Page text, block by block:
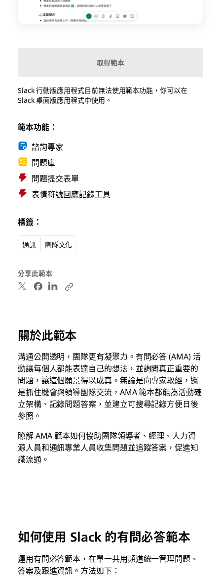
取得範本
Slack 行動版應用程式目前無法使用範本功能，你可以在
Slack 桌面版應用程式中使用。
範本功能：
諮詢專家
問題庫
問題提交表單
表情符號回應記錄工具
標籤：
通訊 團隊文化
分享此範本
關於此範本
溝通公開透明，團隊更有凝聚力。有問必答 (AMA) 活
動讓每個人都能表達自己的想法，並詢問真正重要的
問題，讓這個願景得以成真。無論是向專家取經，還
是抓住機會與領導團隊交流，AMA 範本都能為活動確
立架構、記錄問題答案，並建立可搜尋記錄方便日後
參照。
瞭解 AMA 範本如何協助團隊領導者、經理、人力資
源人員和通訊專業人員收集問題並追蹤答案，促進知
識流通。
如何使用 Slack 的有問必答範本
運用有問必答範本，在單一共用頻道統一管理問題、
答案及跟進資訊。方法如下：